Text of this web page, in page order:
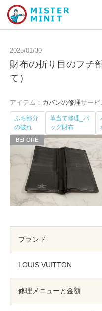
ミスターミニットについて
スーツケース修理
スニーカー修理
カバンの修理
傘修理
印鑑・はんこの作製
よくあるご質問
2025/01/30
財布の折り目のフチ
て）
アイテム： カバンの修理サービ
ふち部分
の破れ
革当て修理_バ
ッグ財布
ブランド
LOUIS VUITTON
修理メニューと金額